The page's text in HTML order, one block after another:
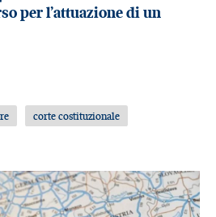
per l’attuazione di un
corte costituzionale